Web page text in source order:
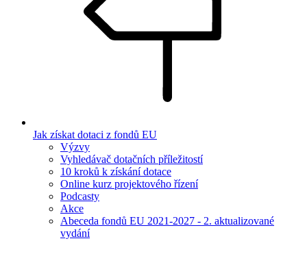
Jak získat dotaci z fondů EU
Výzvy
Vyhledávač dotačních příležitostí
10 kroků k získání dotace
Online kurz projektového řízení
Podcasty
Akce
Abeceda fondů EU 2021-2027 - 2. aktualizované
vydání